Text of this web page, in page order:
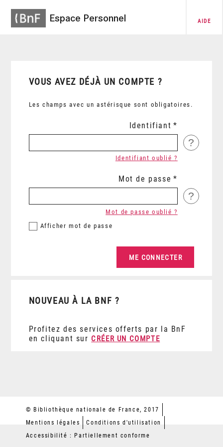
Espace Personnel AIDE
VOUS AVEZ DÉJÀ UN COMPTE ?
Les champs avec un astérisque sont obligatoires.
Identifiant
?
Identifiant oublié ?
Mot de passe
?
Afficher mot de passe
Mot de passe oublié ?
NOUVEAU À LA BNF ?
Profitez des services offerts par la BnF
en cliquant sur CRÉER UN COMPTE
© Bibliothèque nationale de France, 2017
Mentions légales
Conditions d'utilisation
Accessibilité : Partiellement conforme